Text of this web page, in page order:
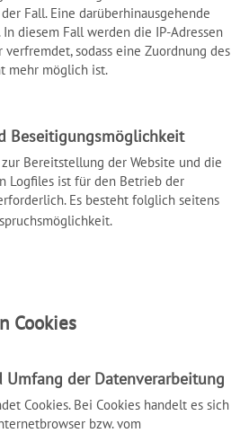
Fall. Eine darüberhinausgehende
diesem Fall werden die IP-Adressen
sodass eine Zuordnung des
mehr möglich ist.
Beseitigungsmöglichkeit
Bereitstellung der Website und die
Logfiles ist für den Betrieb der
Es besteht folglich seitens
Cookies
Umfang der Datenverarbeitung
Cookies. Bei Cookies handelt es sich
bzw. vom